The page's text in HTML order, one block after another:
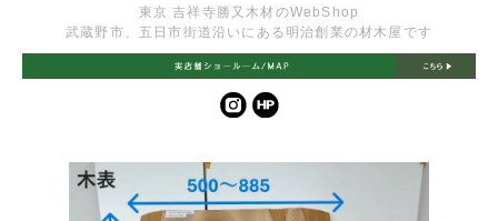
東京 吉祥寺勝又木材のWebShop
武蔵野市、五日市街道沿いにある明治創業の材木屋です